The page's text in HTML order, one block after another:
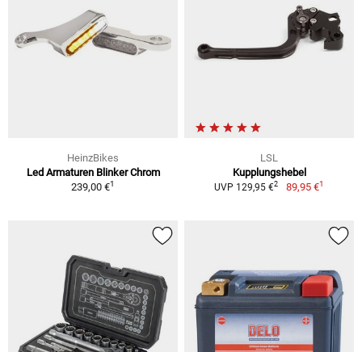
HeinzBikes
Led Armaturen Blinker Chrom
239,00 €1
LSL
Kupplungshebel
UVP 129,95 €2 89,95 €1